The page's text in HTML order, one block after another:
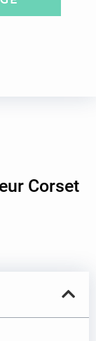
Corset